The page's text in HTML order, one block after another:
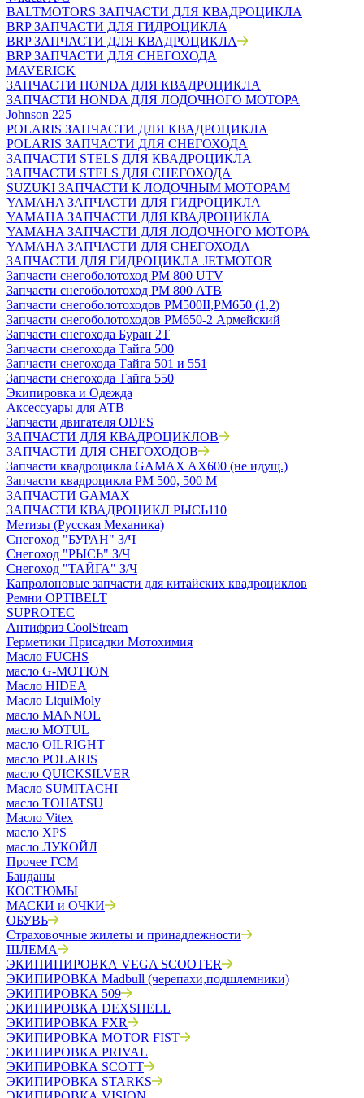
BALTMOTORS ЗАПЧАСТИ ДЛЯ КВАДРОЦИКЛА
BRP ЗАПЧАСТИ ДЛЯ ГИДРОЦИКЛА
BRP ЗАПЧАСТИ ДЛЯ КВАДРОЦИКЛА
BRP ЗАПЧАСТИ ДЛЯ СНЕГОХОДА
MAVERICK
ЗАПЧАСТИ HONDA ДЛЯ КВАДРОЦИКЛА
ЗАПЧАСТИ HONDA ДЛЯ ЛОДОЧНОГО МОТОРА
Johnson 225
POLARIS ЗАПЧАСТИ ДЛЯ КВАДРОЦИКЛА
POLARIS ЗАПЧАСТИ ДЛЯ СНЕГОХОДА
ЗАПЧАСТИ STELS ДЛЯ КВАДРОЦИКЛА
ЗАПЧАСТИ STELS ДЛЯ СНЕГОХОДА
SUZUKI ЗАПЧАСТИ К ЛОДОЧНЫМ МОТОРАМ
YAMAHA ЗАПЧАСТИ ДЛЯ ГИДРОЦИКЛА
YAMAHA ЗАПЧАСТИ ДЛЯ КВАДРОЦИКЛА
YAMAHA ЗАПЧАСТИ ДЛЯ ЛОДОЧНОГО МОТОРА
YAMAHA ЗАПЧАСТИ ДЛЯ СНЕГОХОДА
ЗАПЧАСТИ ДЛЯ ГИДРОЦИКЛА JETMOTOR
Запчасти снегоболотоход РМ 800 UTV
Запчасти снегоболотоход РМ 800 АТВ
Запчасти снегоболотоходов РМ500II,РМ650 (1,2)
Запчасти снегоболотоходов РМ650-2 Армейский
Запчасти снегохода Буран 2Т
Запчасти снегохода Тайга 500
Запчасти снегохода Тайга 501 и 551
Запчасти снегохода Тайга 550
Экипировка и Одежда
Аксессуары для АТВ
Запчасти двигателя ODES
ЗАПЧАСТИ ДЛЯ КВАДРОЦИКЛОВ
ЗАПЧАСТИ ДЛЯ СНЕГОХОДОВ
Запчасти квадроцикла GAMAX AX600 (не идущ.)
Запчасти квадроцикла РМ 500, 500 М
ЗАПЧАСТИ GAMAX
ЗАПЧАСТИ КВАДРОЦИКЛ РЫСЬ110
Метизы (Русская Механика)
Снегоход "БУРАН" З/Ч
Снегоход "РЫСЬ" З/Ч
Снегоход "ТАЙГА" З/Ч
Капролоновые запчасти для китайских квадроциклов
Ремни OPTIBELT
SUPROTEC
Антифриз CoolStream
Герметики Присадки Мотохимия
Масло FUCHS
масло G-MOTION
Масло HIDEA
Масло LiquiMoly
масло MANNOL
масло MOTUL
масло OILRIGHT
масло POLARIS
масло QUICKSILVER
Масло SUMITACHI
масло TOHATSU
Масло Vitex
масло XPS
масло ЛУКОЙЛ
Прочее ГСМ
Банданы
КОСТЮМЫ
МАСКИ и ОЧКИ
ОБУВЬ
Страховочные жилеты и принадлежности
ШЛЕМА
ЭКИПИПИРОВКА VEGA SCOOTER
ЭКИПИРОВКА Madbull (черепахи,подшлемники)
ЭКИПИРОВКА 509
ЭКИПИРОВКА DEXSHELL
ЭКИПИРОВКА FXR
ЭКИПИРОВКА MOTOR FIST
ЭКИПИРОВКА PRIVAL
ЭКИПИРОВКА SCOTT
ЭКИПИРОВКА STARKS